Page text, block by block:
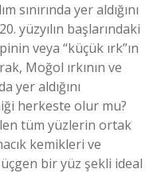
sınırında yer aldığını
yüzyılın başlarındaki
veya “küçük ırk”ın
Moğol ırkının ve
yer aldığını
herkeste olur mu?
tüm yüzlerin ortak
kemikleri ve
bir yüz şekli ideal